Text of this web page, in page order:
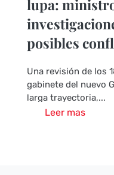
lupa:
posibles
Una revisión de los
gabinete del nuevo
larga trayectoria,...
Leer mas